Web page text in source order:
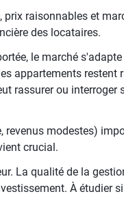
prix raisonnables et
des locataires.
le marché
appartements restent
rassurer ou interroger
modestes)
crucial.
La qualité de la
À étudier